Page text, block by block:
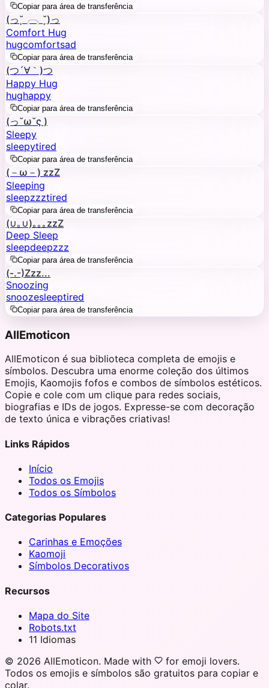
Copiar para área de transferência
(っ˘̩╭╮˘̩)っ
Comfort Hug
hugcomfortsad
Copiar para área de transferência
(つ´∀｀)つ
Happy Hug
hughappy
Copiar para área de transferência
(っ˘ω˘ς )
Sleepy
sleepytired
Copiar para área de transferência
(－ω－) zzZ
Sleeping
sleepzzztired
Copiar para área de transferência
(∪｡∪)｡｡｡zzZ
Deep Sleep
sleepdeepzzz
Copiar para área de transferência
(-.-)Zzz...
Snoozing
snoozesleeptired
Copiar para área de transferência
AllEmoticon
AllEmoticon é sua biblioteca completa de emojis e
símbolos. Descubra uma enorme coleção dos últimos
Emojis, Kaomojis fofos e combos de símbolos estéticos.
Copie e cole com um clique para redes sociais,
biografias e IDs de jogos. Expresse-se com decoração
de texto única e vibrações criativas!
Links Rápidos
Início
Todos os Emojis
Todos os Símbolos
Categorias Populares
Carinhas e Emoções
Kaomoji
Símbolos Decorativos
Recursos
Mapa do Site
Robots.txt
11 Idiomas
© 2026 AllEmoticon. Made with
for emoji lovers.
Todos os emojis e símbolos são gratuitos para copiar e
colar.